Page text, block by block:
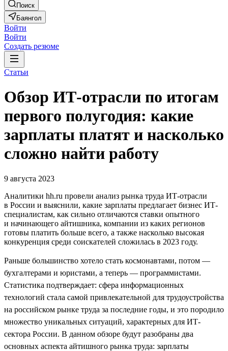
Поиск
Баянгол
Войти
Войти
Создать резюме
Статьи
Обзор ИТ-отрасли по итогам
первого полугодия: какие
зарплаты платят и насколько
сложно найти работу
9 августа 2023
Аналитики hh.ru провели анализ рынка труда ИТ-отрасли
в России и выяснили, какие зарплаты предлагает бизнес ИТ-
специалистам, как сильно отличаются ставки опытного
и начинающего айтишника, компании из каких регионов
готовы платить больше всего, а также насколько высокая
конкуренция среди соискателей сложилась в 2023 году.
Раньше большинство хотело стать космонавтами, потом —
бухгалтерами и юристами, а теперь — программистами.
Статистика подтверждает: сфера информационных
технологий стала самой привлекательной для трудоустройства
на российском рынке труда за последние годы, и это породило
множество уникальных ситуаций, характерных для ИТ-
сектора России. В данном обзоре будут разобраны два
основных аспекта айтишного рынка труда: зарплаты